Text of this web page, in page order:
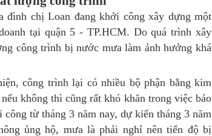
đình chị Loan đang khởi công xây dựng một
tại quận 5 - TP.HCM. Do quá trình xây
công trình bị nước mưa làm ảnh hưởng khá
công trình lại có nhiều bộ phận bằng kim
không thì cũng rất khó khăn trong việc bảo
từ tháng 3 năm nay, dự kiến tháng 3 năm
ủng hộ, mưa là phải nghỉ nên tiến độ bị